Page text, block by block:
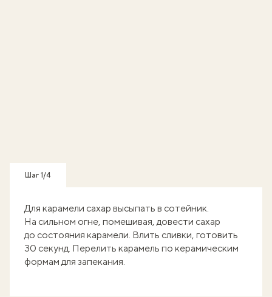
Шаг 1/4
Для карамели сахар высыпать в сотейник.
На сильном огне, помешивая, довести сахар
до состояния карамели. Влить сливки, готовить
30 секунд. Перелить карамель по керамическим
формам для запекания.